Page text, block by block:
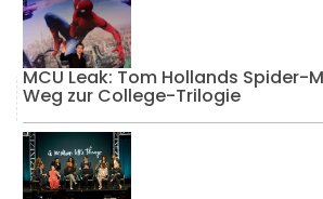
MCU Leak: Tom Hollands Spider-
Weg zur College-Trilogie